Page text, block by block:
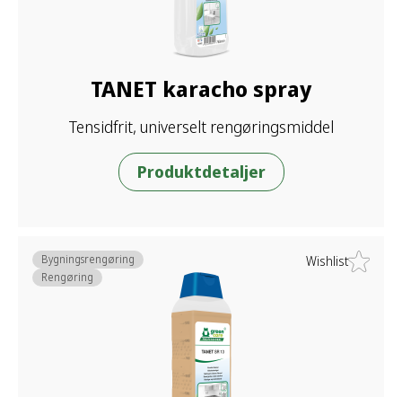
TANET karacho spray
Tensidfrit, universelt rengøringsmiddel
Produktdetaljer
Wishlist
Bygningsrengøring
Rengøring